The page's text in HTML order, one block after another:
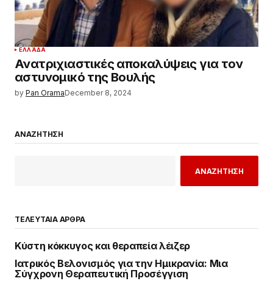
ΕΛΛΆΔΑ
Ανατριχιαστικές αποκαλύψεις για τον
αστυνομικό της Βουλής
by Pan OramaDecember 8, 2024
ΑΝΑΖΗΤΗΣΗ
ΑΝΑΖΗΤΗΣΗ
ΤΕΛΕΥΤΑΙΑ ΑΡΘΡΑ
Κύστη κόκκυγος και θεραπεία λέιζερ
Ιατρικός Βελονισμός για την Ημικρανία: Μια
Σύγχρονη Θεραπευτική Προσέγγιση